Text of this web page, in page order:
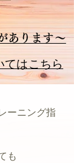
あります～
はこちら
ーニング指
も